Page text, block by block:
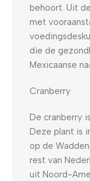
behoort. Uit
met
die de
Mexicaanse
Cranberry
De cranberry
Deze plant is
op de
rest van
uit Noord-